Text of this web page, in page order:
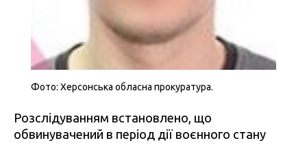
Фото: Херсонська обласна прокуратура.
Розслідуванням встановлено, що
обвинувачений в період дії воєнного стану